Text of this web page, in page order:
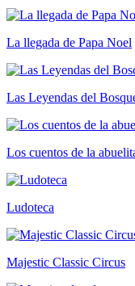
La llegada de Papa Noel
Las Leyendas del
Los cuentos de la
Ludoteca
Majestic Classic Circus